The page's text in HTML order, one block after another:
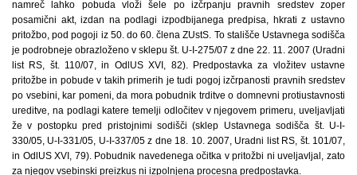
namreč lahko pobuda vloži šele po izčrpanju pravnih sredstev zoper
posamični akt, izdan na podlagi izpodbijanega predpisa, hkrati z ustavno
pritožbo, pod pogoji iz 50. do 60. člena ZUstS. To stališče Ustavnega sodišča
je podrobneje obrazloženo v sklepu št. U-I-275/07 z dne 22. 11. 2007 (Uradni
list RS, št. 110/07, in OdlUS XVI, 82). Predpostavka za vložitev ustavne
pritožbe in pobude v takih primerih je tudi pogoj izčrpanosti pravnih sredstev
po vsebini, kar pomeni, da mora pobudnik trditve o domnevni protiustavnosti
ureditve, na podlagi katere temelji odločitev v njegovem primeru, uveljavljati
že v postopku pred pristojnimi sodišči (sklep Ustavnega sodišča št. U-I-
330/05, U-I-331/05, U-I-337/05 z dne 18. 10. 2007, Uradni list RS, št. 101/07,
in OdlUS XVI, 79). Pobudnik navedenega očitka v pritožbi ni uveljavljal, zato
za njegov vsebinski preizkus ni izpolnjena procesna predpostavka.